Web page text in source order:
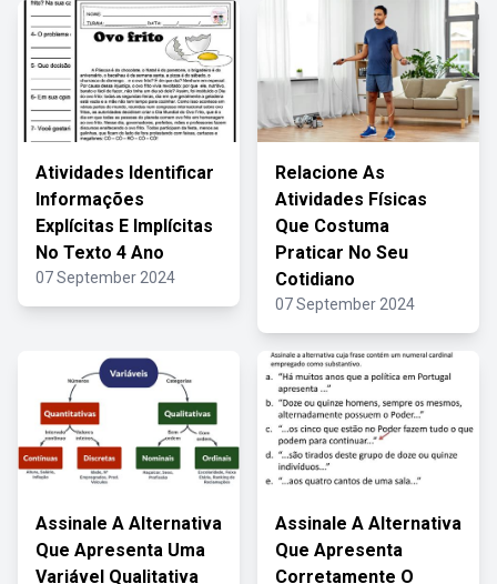
Atividades Identificar
Informações
Explícitas E Implícitas
No Texto 4 Ano
07 September 2024
Relacione As
Atividades Físicas
Que Costuma
Praticar No Seu
Cotidiano
07 September 2024
Assinale A Alternativa
Que Apresenta Uma
Variável Qualitativa
Assinale A Alternativa
Que Apresenta
Corretamente O